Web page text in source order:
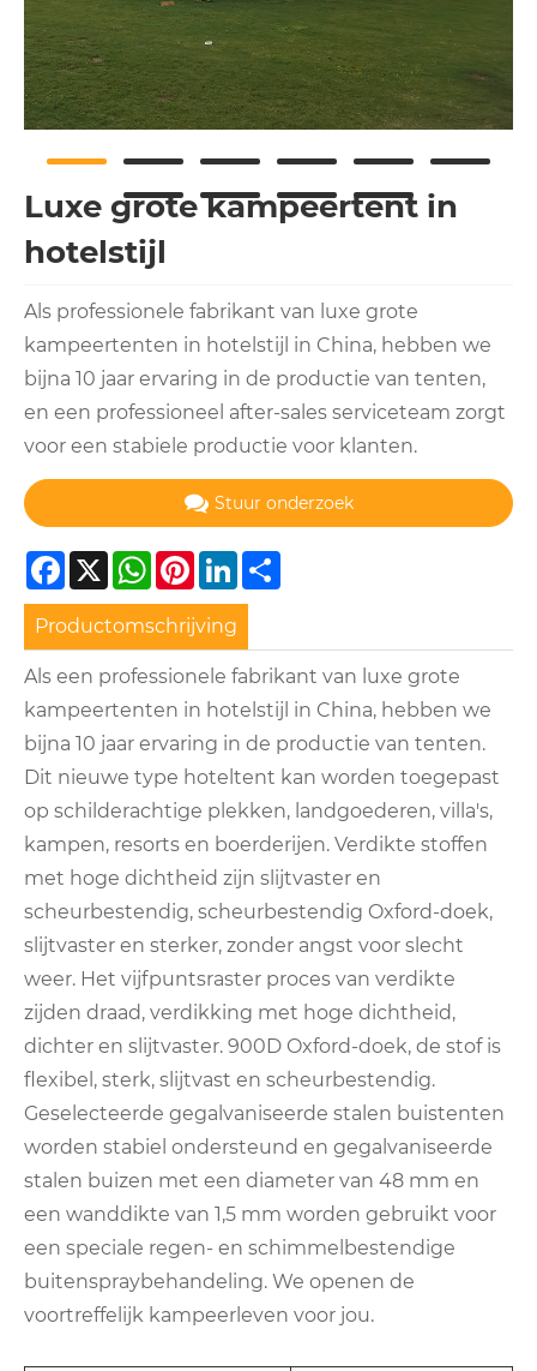
Luxe grote kampeertent in
hotelstijl
Als professionele fabrikant van luxe grote
kampeertenten in hotelstijl in China, hebben we
bijna 10 jaar ervaring in de productie van tenten,
en een professioneel after-sales serviceteam zorgt
voor een stabiele productie voor klanten.
Stuur onderzoek
Facebook
X WhatsApp
Pinterest
LinkedIn
Productomschrijving
Als een professionele fabrikant van luxe grote
kampeertenten in hotelstijl in China, hebben we
bijna 10 jaar ervaring in de productie van tenten.
Dit nieuwe type hoteltent kan worden toegepast
op schilderachtige plekken, landgoederen, villa's,
kampen, resorts en boerderijen. Verdikte stoffen
met hoge dichtheid zijn slijtvaster en
scheurbestendig, scheurbestendig Oxford-doek,
slijtvaster en sterker, zonder angst voor slecht
weer. Het vijfpuntsraster proces van verdikte
zijden draad, verdikking met hoge dichtheid,
dichter en slijtvaster. 900D Oxford-doek, de stof is
flexibel, sterk, slijtvast en scheurbestendig.
Geselecteerde gegalvaniseerde stalen buistenten
worden stabiel ondersteund en gegalvaniseerde
stalen buizen met een diameter van 48 mm en
een wanddikte van 1,5 mm worden gebruikt voor
een speciale regen- en schimmelbestendige
buitenspraybehandeling. We openen de
voortreffelijk kampeerleven voor jou.